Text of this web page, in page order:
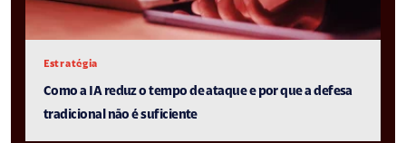
Estratégia
Como a IA reduz o tempo de ataque e por que a defesa
tradicional não é suficiente